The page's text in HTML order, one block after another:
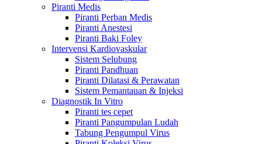
Piranti Medis
Piranti Perban Medis
Piranti Anestesi
Piranti Baki Foley
Intervensi Kardiovaskular
Sistem Selubung
Piranti Pandhuan
Piranti Dilatasi & Perawatan
Sistem Pemantauan & Injeksi
Diagnostik In Vitro
Piranti tes cepet
Piranti Pangumpulan Ludah
Tabung Pengumpul Virus